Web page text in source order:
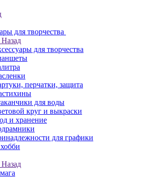
для творчества
Назад
для творчества
перчатки, защита
для воды
круг и выкраски
и хранение
для графики
Назад